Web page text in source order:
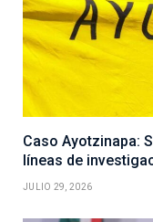
Caso Ayotzinapa:
líneas de
JULIO 29, 2026